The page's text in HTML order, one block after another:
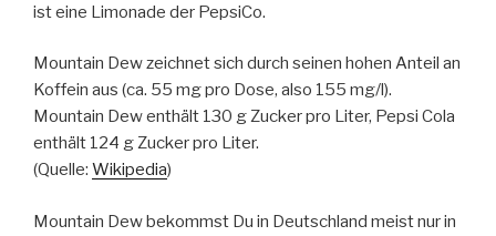
ist eine Limonade der PepsiCo.
Mountain Dew zeichnet sich durch seinen hohen Anteil an
Koffein aus (ca. 55 mg pro Dose, also 155 mg/l).
Mountain Dew enthält 130 g Zucker pro Liter, Pepsi Cola
enthält 124 g Zucker pro Liter.
(Quelle: Wikipedia)
Mountain Dew bekommst Du in Deutschland meist nur in